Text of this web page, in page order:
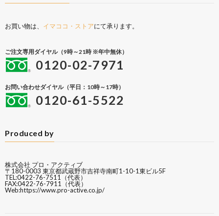
お買い物は、 イマココ・ストアにて承ります。
ご注文専用ダイヤル（9時～21時 ※年中無休）
0120-02-7971
お問い合わせダイヤル（平日：10時～17時）
0120-61-5522
Produced by
株式会社 プロ・アクティブ
〒180-0003 東京都武蔵野市吉祥寺南町1-10-1東ビル5F
TEL:0422-76-7511（代表）
FAX:0422-76-7911（代表）
Web:https://www.pro-active.co.jp/